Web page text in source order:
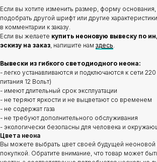
Если вы хотите изменить размер, форму
подобрать другой шрифт или другие
в комментарии к заказу.
Если вы желаете купить неоновую вывеску по
эскизу на заказ, напишите нам здесь.
Вывески из гибкого светодиодного неона:
- легко устанавливаются и подключаются к сети
питания 12 Вольт)
- имеют длительный срок эксплуатации
- не теряют яркости и не выцветают со временем
- не содержат газа
- не требуют дополнительного обслуживания
- экологически безопасны для человека и
Цвета неона
Вы можете выбрать цвет своей будущей
покупкой. Обратите внимание, что товар может